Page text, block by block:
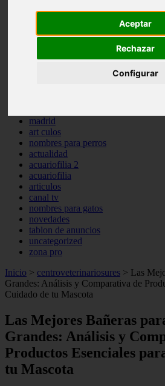
Aceptar
Rechazar
Configurar
cr a
especies invasoras
madrid
art culos
nombres para perros
actualidad
acuariofilia 2
acuariofilia
articulos
canal tv
nombres para gatos
novedades
tablon de anuncios
uncategorized
zona pro
Inicio > centroveterinariosures > Las
Grandes: Análisis y Comparativa de
Cuidado de tu Mascota
Las Mejores Bañeras
Grandes: Análisis y
Productos Esenciales
tu Mascota